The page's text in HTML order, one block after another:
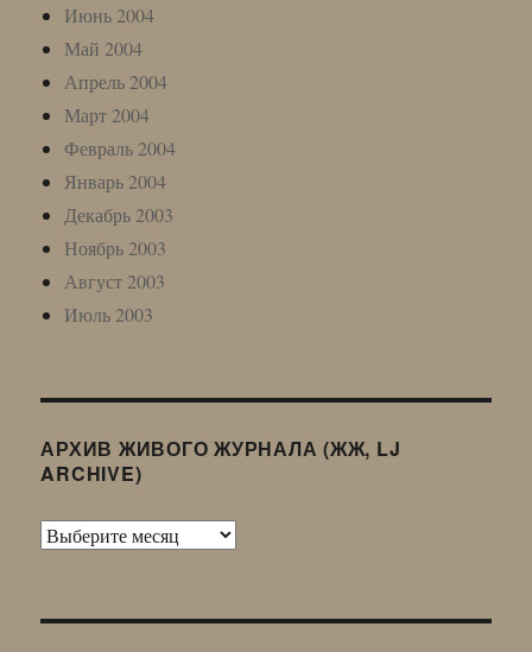
Июнь 2004
Май 2004
Апрель 2004
Март 2004
Февраль 2004
Январь 2004
Декабрь 2003
Ноябрь 2003
Август 2003
Июль 2003
АРХИВ ЖИВОГО ЖУРНАЛА (ЖЖ, LJ
ARCHIVE)
Архив